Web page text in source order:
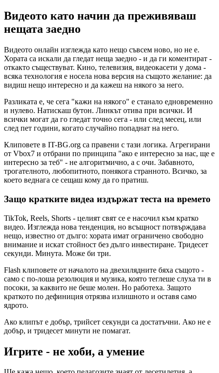
Видеото като начин да преживяваш
нещата заедно
Видеото онлайн изглежда като нещо съвсем ново, но не е.
Хората са искали да гледат неща заедно - и да ги коментират -
откакто съществуват. Кино, телевизия, видеокасети у дома -
всяка технология е носела нова версия на същото желание: да
видиш нещо интересно и да кажеш на някого за него.
Разликата е, че сега "кажи на някого" е станало едновременно
и нулево. Натискаш бутон. Линкът отива при всички. И
всички могат да го гледат точно сега - или след месец, или
след пет години, когато случайно попаднат на него.
Клиповете в IT-BG.org са правени с тази логика. Агрегирани
от Vbox7 и отбрани по принципа "ако е интересно за нас, ще е
интересно за теб" - не алгоритмично, а с очи. Забавното,
трогателното, любопитното, понякога странното. Всичко, за
което веднага се сещаш кому да го пратиш.
Защо кратките видеа издържат теста на времето
TikTok, Reels, Shorts - целият свят се е насочил към кратко
видео. Изглежда нова тенденция, но всъщност потвърждава
нещо, известно от дълго: хората имат ограничено свободно
внимание и искат стойност без дълго инвестиране. Тридесет
секунди. Минута. Може би три.
Flash клиповете от началото на двехилядните бяха същото -
само с по-лоша резолюция и музика, която теглеше слуха ти в
посоки, за каквито не беше молен. Но работеха. Защото
краткото по дефиниция отрязва излишното и оставя само
ядрото.
Ако клипът е добър, трийсет секунди са достатъчни. Ако не е
добър, и тридесет минути не помагат.
Игрите - не хоби, а умение